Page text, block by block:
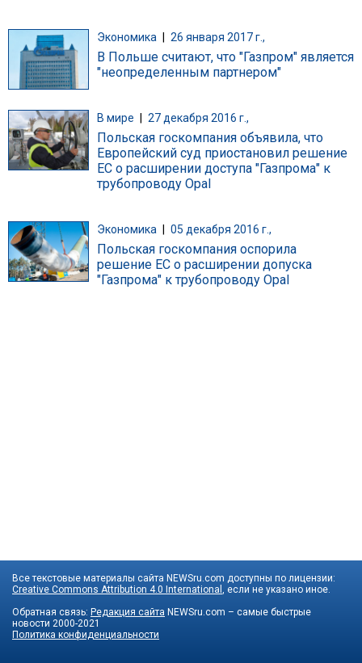
Экономика 26 января 2017 г.,
В Польше считают, что "Газпром" является
"неопределенным партнером"
В мире 27 декабря 2016 г.,
Польская госкомпания объявила, что
Европейский суд приостановил решение
ЕС о расширении доступа "Газпрома" к
трубопроводу Opal
Экономика 05 декабря 2016 г.,
Польская госкомпания оспорила
решение ЕС о расширении допуска
"Газпрома" к трубопроводу Opal
Все текстовые материалы сайта NEWSru.com доступны по лицензии:
Creative Commons Attribution 4.0 International
, если не указано иное.
Обратная связь: Редакция сайта NEWSru.com – самые быстрые
новости 2000-2021
Политика конфиденциальности